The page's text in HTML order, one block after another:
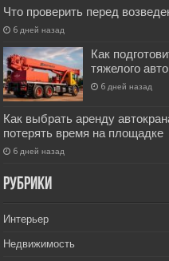
Что проверить перед
6 дней назад
Как
тяжелого
6 дней назад
Как выбрать аренду
потерять время на площадке
6 дней назад
РУбрики
Интерьер
Недвижимость